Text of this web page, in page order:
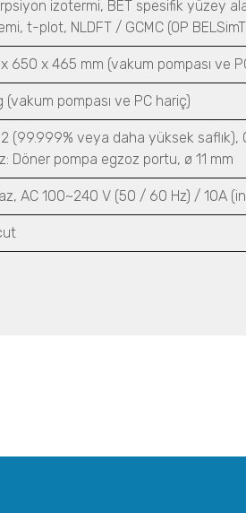
izotermi, BET spesifik yüzey
t-plot, NLDFT / GCMC (OP
650 x 465 mm (vakum pompası ve
(vakum pompası ve PC hariç)
(99.999% veya daha yüksek saflık),
Döner pompa egzoz portu, ø 11 mm
AC 100~240 V (50 / 60 Hz) / 10A